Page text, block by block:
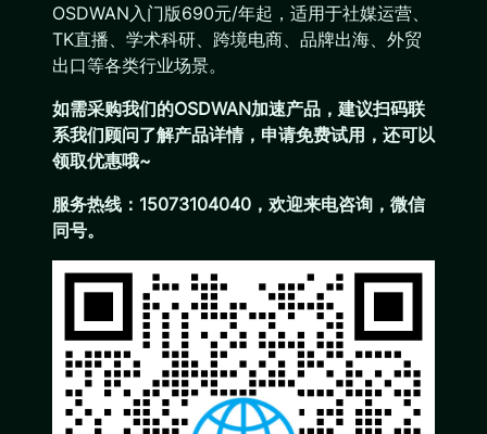
OSDWAN入门版690元/年起，适用于社媒运营、
TK直播、学术科研、跨境电商、品牌出海、外贸
出口等各类行业场景。
如需采购我们的OSDWAN加速产品，建议扫码联
系我们顾问了解产品详情，申请免费试用，还可以
领取优惠哦~
服务热线：15073104040，欢迎来电咨询，微信
同号。